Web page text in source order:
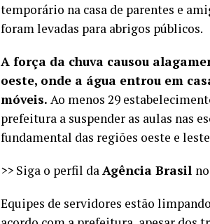
temporário na casa de parentes e
foram levadas para abrigos públicos.
A força da chuva causou
oeste, onde a água entrou em
móveis. Ao menos 29
prefeitura a suspender as aulas nas
fundamental das regiões oeste e
>> Siga o perfil daAgência Brasil
Equipes de servidores estão